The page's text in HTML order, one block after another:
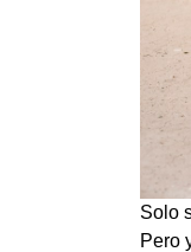
Solo
Pero